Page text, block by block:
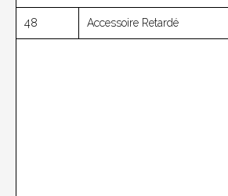
48 Accessoire Retardé